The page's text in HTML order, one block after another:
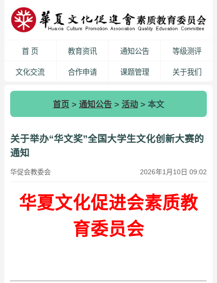
首 页 教育资讯 通知公告 等级测评
文化交流 合作申请 课题管理 关于我们
首页 > 通知公告> 活动> 本文
关于举办“华文奖”全国大学生文化创新大赛的
通知
华促会教委会 2026年1月10日 09:02
华夏文化促进会素质教
育委员会